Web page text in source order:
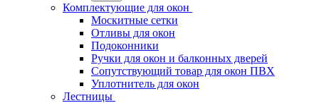
Комплектующие для окон
Москитные сетки
Отливы для окон
Подоконники
Ручки для окон и балконных дверей
Сопутствующий товар для окон ПВХ
Уплотнитель для окон
Лестницы